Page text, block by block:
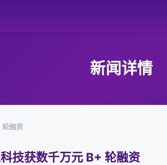
新闻详情
轮融资
技获数千万元 B+ 轮融资